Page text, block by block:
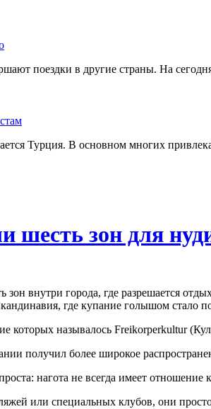
поездки в другие страны. На
Турция. В основном многих
зон для
внутри города, где разрешается
где купание голышом
которых называлось Freikorperkultur
получил более широкое
нагота не всегда имеет
или специальных клубов, они